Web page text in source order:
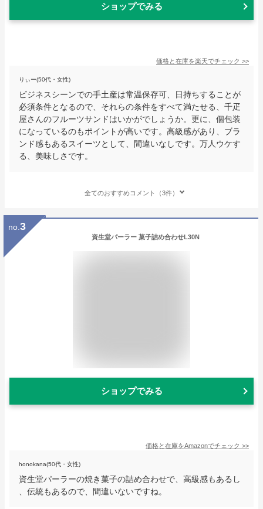
ショップでみる
価格と在庫を楽天でチェック >>
りぃー(50代・女性)
ビジネスシーンでの手土産は常温保存可、日持ちすることが
必須条件となるので、それらの条件をすべて満たせる、千疋
屋さんのフルーツサンドはいかがでしょうか。更に、個包装
になっているのもポイントが高いです。高級感があり、ブラ
ンド感もあるスイーツとして、間違いなしです。万人ウケす
る、美味しさです。
全てのおすすめコメント（3件）
no. 3
資生堂パーラー 菓子詰め合わせL30N
ショップでみる
価格と在庫をAmazonでチェック >>
honokana(50代・女性)
資生堂パーラーの焼き菓子の詰め合わせで、高級感もあるし
、伝統もあるので、間違いないですね。